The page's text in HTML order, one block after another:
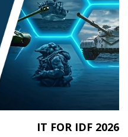
IT FOR IDF 2026